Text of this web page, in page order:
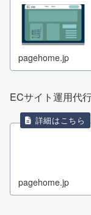
pagehome.jp
ECサイト運用代
pagehome.jp